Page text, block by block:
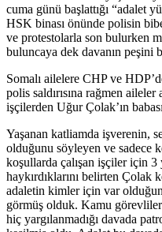
cuma günü başlattığı “adalet
HSK binası önünde polisin
ve protestolarla son bulurken
buluncaya dek davanın peşini
Somalı ailelere CHP ve
polis saldırısına rağmen aileler
işçilerden Uğur Çolak’ın
Yaşanan katliamda işverenin,
olduğunu söyleyen ve sadece
koşullarda çalışan işçiler için 3
haykırdıklarını belirten Çolak
adaletin kimler için var
görmüş olduk. Kamu
hiç yargılanmadığı davada